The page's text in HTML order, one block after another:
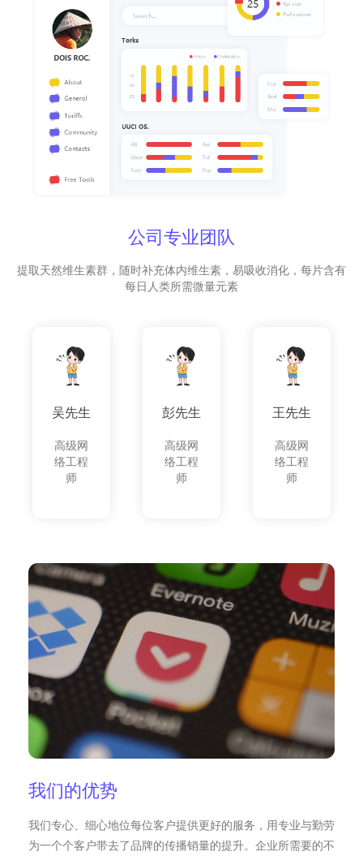
公司专业团队
提取天然维生素群，随时补充体内维生素，易吸收消化，每片含有
每日人类所需微量元素
吴先生
高级网
络工程
师
彭先生
高级网
络工程
师
王先生
高级网
络工程
师
我们的优势
我们专心、细心地位每位客户提供更好的服务，用专业与勤劳
为一个个客户带去了品牌的传播销量的提升。企业所需要的不